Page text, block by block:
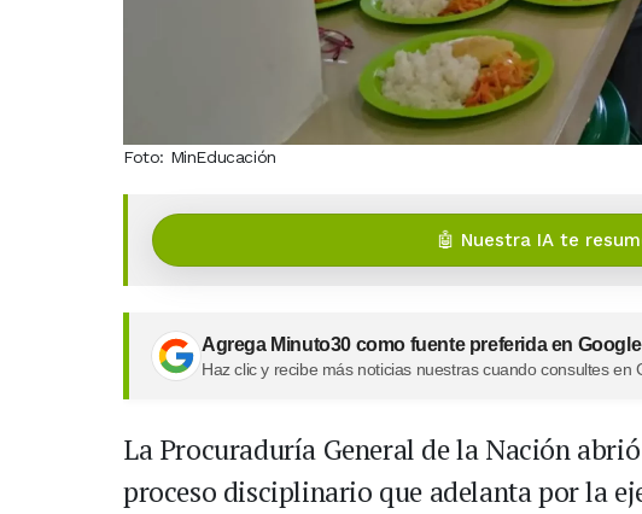
Foto: MinEducación
🤖 Nuestra IA te
Agrega Minuto30 como fuente preferida en Google
Haz clic y recibe más noticias nuestras cuando consultes en
La Procuraduría General de la Nación
proceso disciplinario que adelanta por la